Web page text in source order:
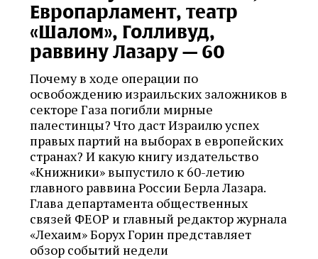
Европарламент, театр
«Шалом», Голливуд,
раввину Лазару — 60
Почему в ходе операции по
освобождению израильских заложников в
секторе Газа погибли мирные
палестинцы? Что даст Израилю успех
правых партий на выборах в европейских
странах? И какую книгу издательство
«Книжники» выпустило к 60-летию
главного раввина России Берла Лазара.
Глава департамента общественных
связей ФЕОР и главный редактор журнала
«Лехаим» Борух Горин представляет
обзор событий недели